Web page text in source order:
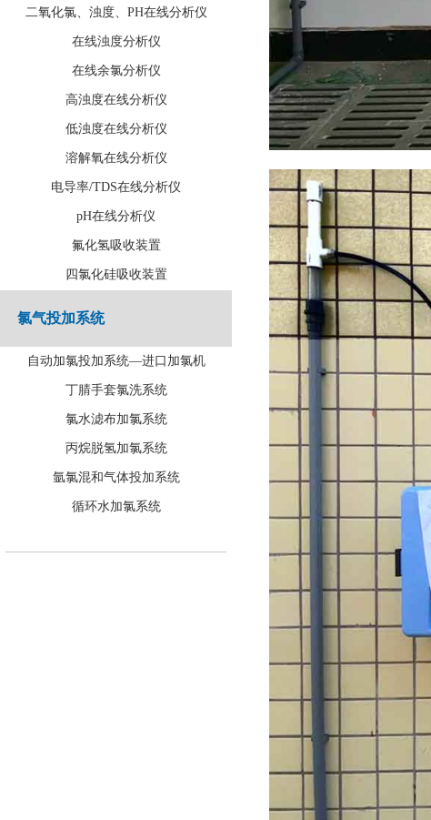
二氧化氯、浊度、PH在线分析仪
在线浊度分析仪
在线余氯分析仪
高浊度在线分析仪
低浊度在线分析仪
溶解氧在线分析仪
电导率/TDS在线分析仪
pH在线分析仪
氟化氢吸收装置
四氯化硅吸收装置
氯气投加系统
自动加氯投加系统—进口加氯机
丁腈手套氯洗系统
氯水滤布加氯系统
丙烷脱氢加氯系统
氩氯混和气体投加系统
循环水加氯系统